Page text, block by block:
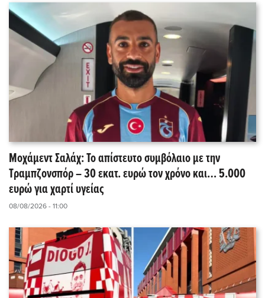
Μοχάμεντ Σαλάχ: Το απίστευτο συμβόλαιο με την
Τραμπζονσπόρ – 30 εκατ. ευρώ τον χρόνο και… 5.000
ευρώ για χαρτί υγείας
08/08/2026 - 11:00